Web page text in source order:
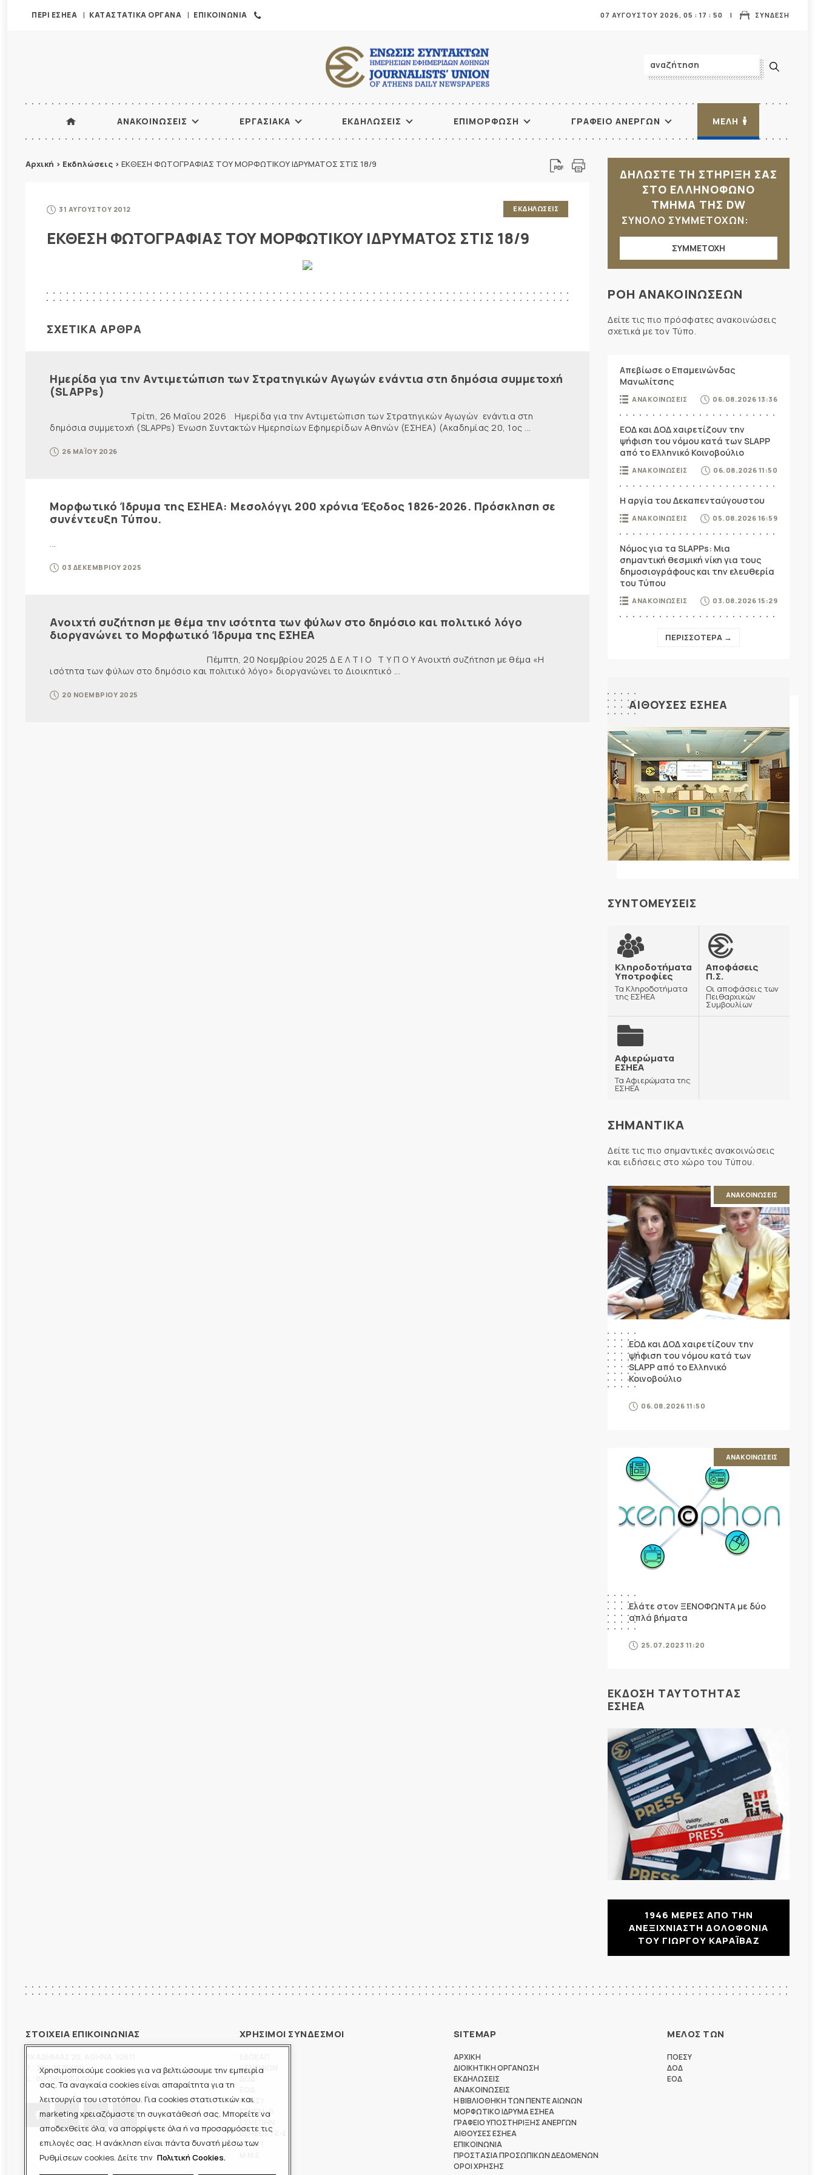
Χρησιμοποιούμε cookies για να βελτιώσουμε την εμπειρία
σας. Τα αναγκαία cookies είναι απαραίτητα για τη
λειτουργία του ιστοτόπου. Για cookies στατιστικών και
marketing χρειαζόμαστε τη συγκατάθεσή σας. Μπορείτε να
αποδεχθείτε όλα, να απορρίψετε όλα ή να προσαρμόσετε τις
επιλογές σας. Η ανάκληση είναι πάντα δυνατή μέσω των
Ρυθμίσεων cookies. Δείτε την Πολιτική Cookies.
ΠΕΡΙ ΕΣΗΕΑ ΚΑΤΑΣΤΑΤΙΚΑ ΟΡΓΑΝΑ ΕΠΙΚΟΙΝΩΝΙΑ ΣΥΝΔΕΣΗ
07 ΑΥΓΟΥΣΤΟΥ 2026, 05 : 17 : 51
ΑΝΑΚΟΙΝΩΣΕΙΣ ΕΡΓΑΣΙΑΚΑ ΕΚΔΗΛΩΣΕΙΣ ΕΠΙΜΟΡΦΩΣΗ ΓΡΑΦΕΙΟ ΑΝΕΡΓΩΝ ΜΕΛΗ
Αρχική > Εκδηλώσεις > ΕΚΘΕΣΗ ΦΩΤΟΓΡΑΦΙΑΣ ΤΟΥ ΜΟΡΦΩΤΙΚΟΥ ΙΔΡΥΜΑΤΟΣ ΣΤΙΣ 18/9
31 ΑΥΓΟΥΣΤΟΥ 2012 ΕΚΔΗΛΩΣΕΙΣ
ΕΚΘΕΣΗ ΦΩΤΟΓΡΑΦΙΑΣ ΤΟΥ ΜΟΡΦΩΤΙΚΟΥ ΙΔΡΥΜΑΤΟΣ ΣΤΙΣ 18/9
ΣΧΕΤΙΚΑ ΑΡΘΡΑ
Ημερίδα για την Αντιμετώπιση των Στρατηγικών Αγωγών ενάντια στη δημόσια συμμετοχή
(SLAPPs)
Τρίτη, 26 Μαΐου 2026 Ημερίδα για την Αντιμετώπιση των Στρατηγικών Αγωγών ενάντια στη
δημόσια συμμετοχή (SLAPPs) Ένωση Συντακτών Ημερησίων Εφημερίδων Αθηνών (ΕΣΗΕΑ) (Ακαδημίας 20, 1ος ...
26 ΜΑΪΟΥ 2026
Μορφωτικό Ίδρυμα της ΕΣΗΕΑ: Μεσολόγγι 200 χρόνια Έξοδος 1826-2026. Πρόσκληση σε
συνέντευξη Τύπου.
...
03 ΔΕΚΕΜΒΡΙΟΥ 2025
Ανοιχτή συζήτηση με θέμα την ισότητα των φύλων στο δημόσιο και πολιτικό λόγο
διοργανώνει το Μορφωτικό Ίδρυμα της ΕΣΗΕΑ
Πέμπτη, 20 Νοεμβρίου 2025 Δ Ε Λ Τ Ι Ο Τ Υ Π Ο Υ Ανοιχτή συζήτηση με θέμα «Η
ισότητα των φύλων στο δημόσιο και πολιτικό λόγο» διοργανώνει το Διοικητικό ...
20 ΝΟΕΜΒΡΙΟΥ 2025
ΔΗΛΩΣΤΕ ΤΗ ΣΤΗΡΙΞΗ ΣΑΣ
ΣΤΟ ΕΛΛΗΝΟΦΩΝΟ
ΤΜΗΜΑ ΤΗΣ DW
ΣΥΝΟΛΟ ΣΥΜΜΕΤΟΧΩΝ:
ΣΥΜΜΕΤΟΧΗ
ΡΟΗ ΑΝΑΚΟΙΝΩΣΕΩΝ
Δείτε τις πιο πρόσφατες ανακοινώσεις
σχετικά με τον Τύπο.
Απεβίωσε ο Επαμεινώνδας
Μανωλίτσης
ΑΝΑΚΟΙΝΩΣΕΙΣ 06.08.2026 13:36
ΕΟΔ και ΔΟΔ χαιρετίζουν την
ψήφιση του νόμου κατά των SLAPP
από το Ελληνικό Κοινοβούλιο
ΑΝΑΚΟΙΝΩΣΕΙΣ 06.08.2026 11:50
Η αργία του Δεκαπενταύγουστου
ΑΝΑΚΟΙΝΩΣΕΙΣ 05.08.2026 16:59
Νόμος για τα SLAPPs: Μια
σημαντική θεσμική νίκη για τους
δημοσιογράφους και την ελευθερία
του Τύπου
ΑΝΑΚΟΙΝΩΣΕΙΣ 03.08.2026 15:29
ΠΕΡΙΣΣΟΤΕΡΑ →
ΑΙΘΟΥΣΕΣ ΕΣΗΕΑ
ΣΥΝΤΟΜΕΥΣΕΙΣ
Κληροδοτήματα
Υποτροφίες
Τα Κληροδοτήματα
της ΕΣΗΕΑ
Αποφάσεις
Π.Σ.
Οι αποφάσεις των
Πειθαρχικών
Συμβουλίων
Αφιερώματα
ΕΣΗΕΑ
Τα Αφιερώματα της
ΕΣΗΕΑ
ΣΗΜΑΝΤΙΚΑ
Δείτε τις πιο σημαντικές ανακοινώσεις
και ειδήσεις στο χώρο του Τύπου.
ΑΝΑΚΟΙΝΩΣΕΙΣ
ΕΟΔ και ΔΟΔ χαιρετίζουν την
ψήφιση του νόμου κατά των
SLAPP από το Ελληνικό
Κοινοβούλιο
06.08.2026 11:50
ΑΝΑΚΟΙΝΩΣΕΙΣ
Ελάτε στον ΞΕΝΟΦΩΝΤΑ με δύο
απλά βήματα
25.07.2023 11:20
ΕΚΔΟΣΗ ΤΑΥΤΟΤΗΤΑΣ
ΕΣΗΕΑ
1946 ΜΕΡΕΣ ΑΠΟ ΤΗΝ
ΑΝΕΞΙΧΝΙΑΣΤΗ ΔΟΛΟΦΟΝΙΑ
ΤΟΥ ΓΙΩΡΓΟΥ ΚΑΡΑΪΒΑΖ
ΣΤΟΙΧΕΙΑ ΕΠΙΚΟΙΝΩΝΙΑΣ
210-3675400
ΧΡΗΣΙΜΟΙ ΣΥΝΔΕΣΜΟΙ
ΞΕΝΟΦΩΝ
ΠΟΕΣΥ
ΕΣΗΕΜ-Θ
ΕΣΗΕΘΣΤΕ-Ε
ΕΣΠΗΤ
SITEMAP
ΑΡΧΙΚΗ
ΔΙΟΙΚΗΤΙΚΗ ΟΡΓΑΝΩΣΗ
ΕΚΔΗΛΩΣΕΙΣ
ΑΝΑΚΟΙΝΩΣΕΙΣ
Η ΒΙΒΛΙΟΘΗΚΗ ΤΩΝ ΠΕΝΤΕ ΑΙΩΝΩΝ
ΜΟΡΦΩΤΙΚΟ ΙΔΡΥΜΑ ΕΣΗΕΑ
ΓΡΑΦΕΙΟ ΥΠΟΣΤΗΡΙΞΗΣ ΑΝΕΡΓΩΝ
ΑΙΘΟΥΣΕΣ ΕΣΗΕΑ
ΕΠΙΚΟΙΝΩΝΙΑ
ΠΡΟΣΤΑΣΙΑ ΠΡΟΣΩΠΙΚΩΝ ΔΕΔΟΜΕΝΩΝ
ΟΡΟΙ ΧΡΗΣΗΣ
ΜΕΛΟΣ ΤΩΝ
ΠΟΕΣΥ
ΔΟΔ
ΕΟΔ